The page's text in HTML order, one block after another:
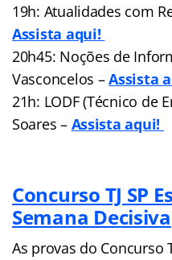
19h: Atualidades com
Assista aqui!
20h45: Noções de
Vasconcelos –Assista
21h: LODF (Técnico de
Soares – Assista aqui!
Concurso TJ SP
Semana Decisiva
As provas do Concurso